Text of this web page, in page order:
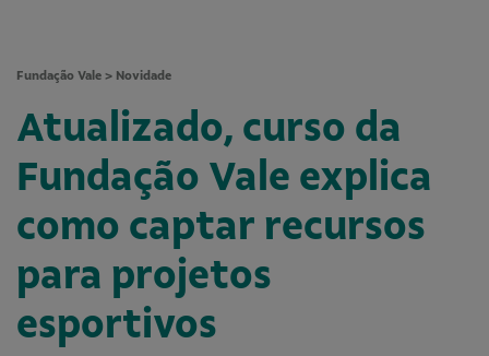
Fundação Vale > Novidade
Atualizado, curso da
Fundação Vale explica
como captar recursos
para projetos
esportivos